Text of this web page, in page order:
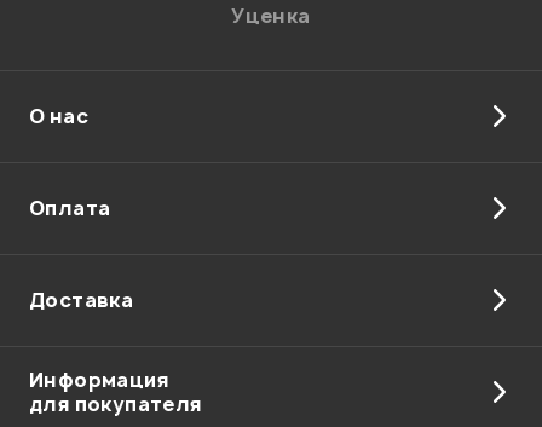
Уценка
О нас
Оплата
Доставка
Информация
для покупателя